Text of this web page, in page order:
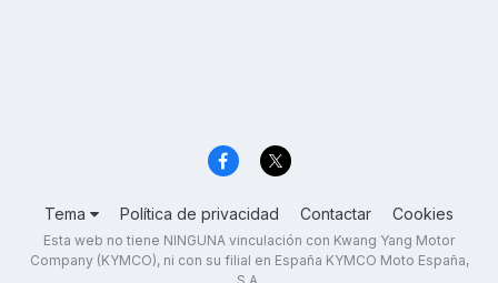
Tema Política de privacidad Contactar Cookies
Esta web no tiene NINGUNA vinculación con Kwang Yang Motor
Company (KYMCO), ni con su filial en España KYMCO Moto España,